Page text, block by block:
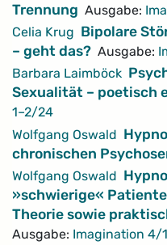
Trennung Ausgabe:
Celia Krug Bipolare
– geht das? Ausgabe:
Barbara Laimböck
Sexualität – poetisch
1–2/24
Wolfgang Oswald
chronischen
Wolfgang Oswald
»schwierige«
Theorie sowie
Ausgabe: Imagination 4/